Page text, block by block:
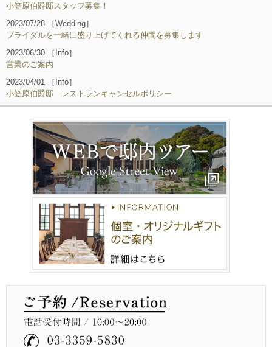
小笠原伯爵邸スタッフ募集！
2023/07/28
［Wedding］
ブライダルを一緒に盛り上げてくれる仲間を募集します
2023/06/30
［Info］
営業のご案内
2023/04/01
［Info］
小笠原伯爵邸 レストランキャンセルポリシー